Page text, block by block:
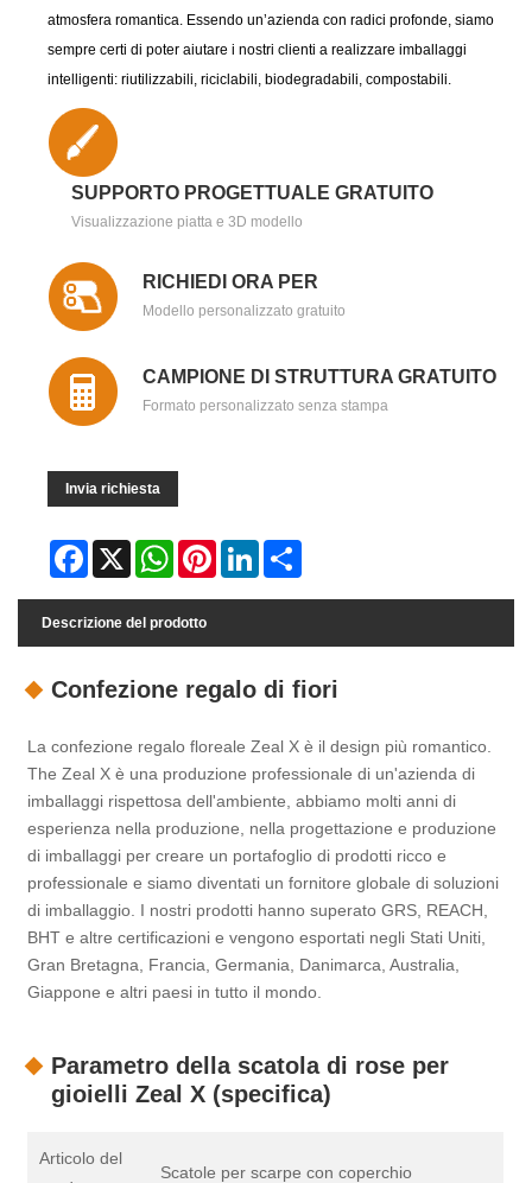
atmosfera romantica. Essendo un’azienda con radici profonde, siamo
sempre certi di poter aiutare i nostri clienti a realizzare imballaggi
intelligenti: riutilizzabili, riciclabili, biodegradabili, compostabili.
SUPPORTO PROGETTUALE GRATUITO
Visualizzazione piatta e 3D modello
RICHIEDI ORA PER
Modello personalizzato gratuito
CAMPIONE DI STRUTTURA GRATUITO
Formato personalizzato senza stampa
Invia richiesta
Facebook
X WhatsAppPinterestLinkedIn
Descrizione del prodotto
Confezione regalo di fiori
La confezione regalo floreale Zeal X è il design più romantico.
The Zeal X è una produzione professionale di un'azienda di
imballaggi rispettosa dell'ambiente, abbiamo molti anni di
esperienza nella produzione, nella progettazione e produzione
di imballaggi per creare un portafoglio di prodotti ricco e
professionale e siamo diventati un fornitore globale di soluzioni
di imballaggio. I nostri prodotti hanno superato GRS, REACH,
BHT e altre certificazioni e vengono esportati negli Stati Uniti,
Gran Bretagna, Francia, Germania, Danimarca, Australia,
Giappone e altri paesi in tutto il mondo.
Parametro della scatola di rose per
gioielli Zeal X (specifica)
Articolo del
Scatole per scarpe con coperchio